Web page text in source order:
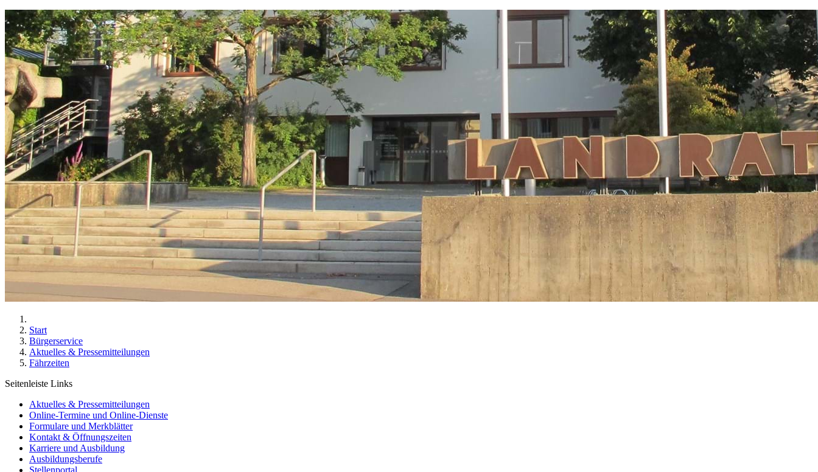
Start
Bürgerservice
Aktuelles & Pressemitteilungen
Fährzeiten
Seitenleiste Links
Aktuelles & Pressemitteilungen
Online-Termine und Online-Dienste
Formulare und Merkblätter
Kontakt & Öffnungszeiten
Karriere und Ausbildung
Ausbildungsberufe
Stellenportal